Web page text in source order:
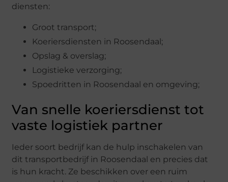
diensten:
Groot transport;
Koeriersdiensten in Roosendaal;
Opslag & overslag;
Logistieke verzorging;
Spoedritten in Roosendaal en omgeving;
Van snelle koeriersdienst tot
vaste logistiek partner
Ieder soort bedrijf kan de hulp inschakelen van
dit transportbedrijf in Roosendaal en precies dat
is hun kracht. Ze beschikken over een ruim